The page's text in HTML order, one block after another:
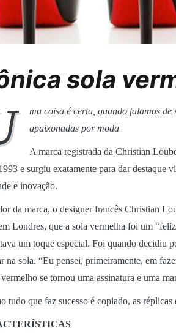
sola
ma coisa é certa, quando falamos de
apaixonadas por moda
A marca registrada da Christian
e surgiu exatamente para dar
e inovação.
da marca, o designer francês Christian
Londres, que a sola vermelha foi um
um toque especial. Foi quando decidiu
na sola. “Eu pensei, primeiramente, em
se tornou uma assinatura e uma
tudo que faz sucesso é copiado, as